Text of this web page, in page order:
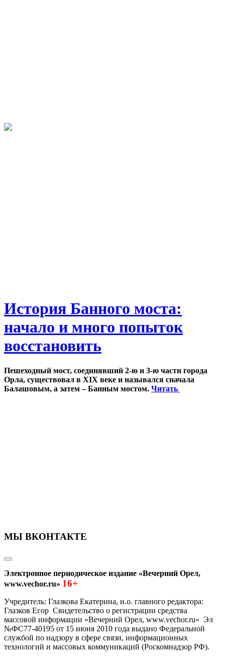
История Банного моста:
начало и много попыток
восстановить
Пешеходный мост, соединявший 2-ю и 3-ю части города
Орла, существовал в XIX веке и назывался сначала
Балашовым, а затем – Банным мостом. Читать
МЫ ВКОНТАКТЕ
Электронное периодическое издание «Вечерний Орел,
www.vechor.ru» 16+
Учредитель: Глазкова Екатерина, и.о. главного редактора:
Глазков Егор Свидетельство о регистрации средства
массовой информации «Вечерний Орел, www.vechor.ru» Эл
№ФС77-40195 от 15 июня 2010 года выдано Федеральной
службой по надзору в сфере связи, информационных
технологий и массовых коммуникаций (Роскомнадзор РФ).